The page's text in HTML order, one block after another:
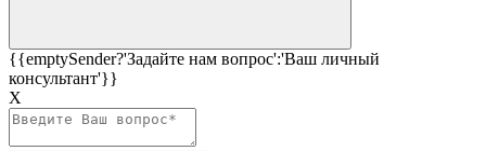
{{emptySender?'Задайте нам вопрос':'Ваш личный
консультант'}}
Х